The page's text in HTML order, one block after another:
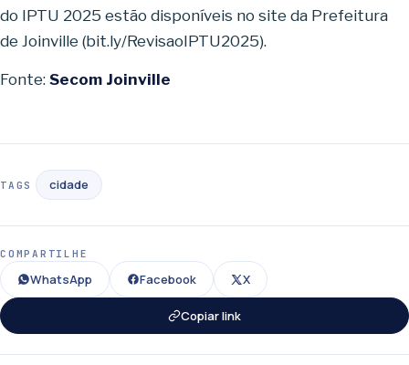
do IPTU 2025 estão disponíveis no site da Prefeitura
de Joinville (bit.ly/RevisaoIPTU2025).
Fonte: Secom Joinville
TAGS cidade
COMPARTILHE
WhatsApp Facebook X
Copiar link